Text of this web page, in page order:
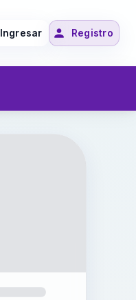
Ingresar Registro